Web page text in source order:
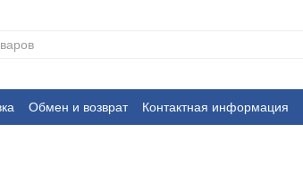
Обмен и возврат Контактная информация